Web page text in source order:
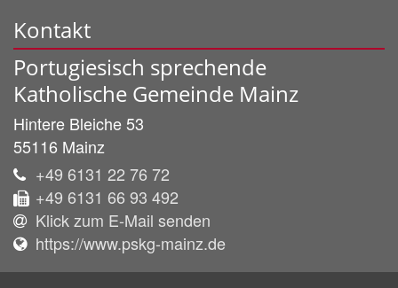
Kontakt
Portugiesisch sprechende
Katholische Gemeinde Mainz
Hintere Bleiche 53
55116 Mainz
+49 6131 22 76 72
+49 6131 66 93 492
Klick zum E-Mail senden
https://www.pskg-mainz.de